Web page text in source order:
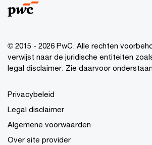
© 2015 - 2026 PwC. Alle rechten
verwijst naar de juridische entiteiten
legal disclaimer. Zie daarvoor
Privacybeleid
Legal disclaimer
Algemene voorwaarden
Over site provider